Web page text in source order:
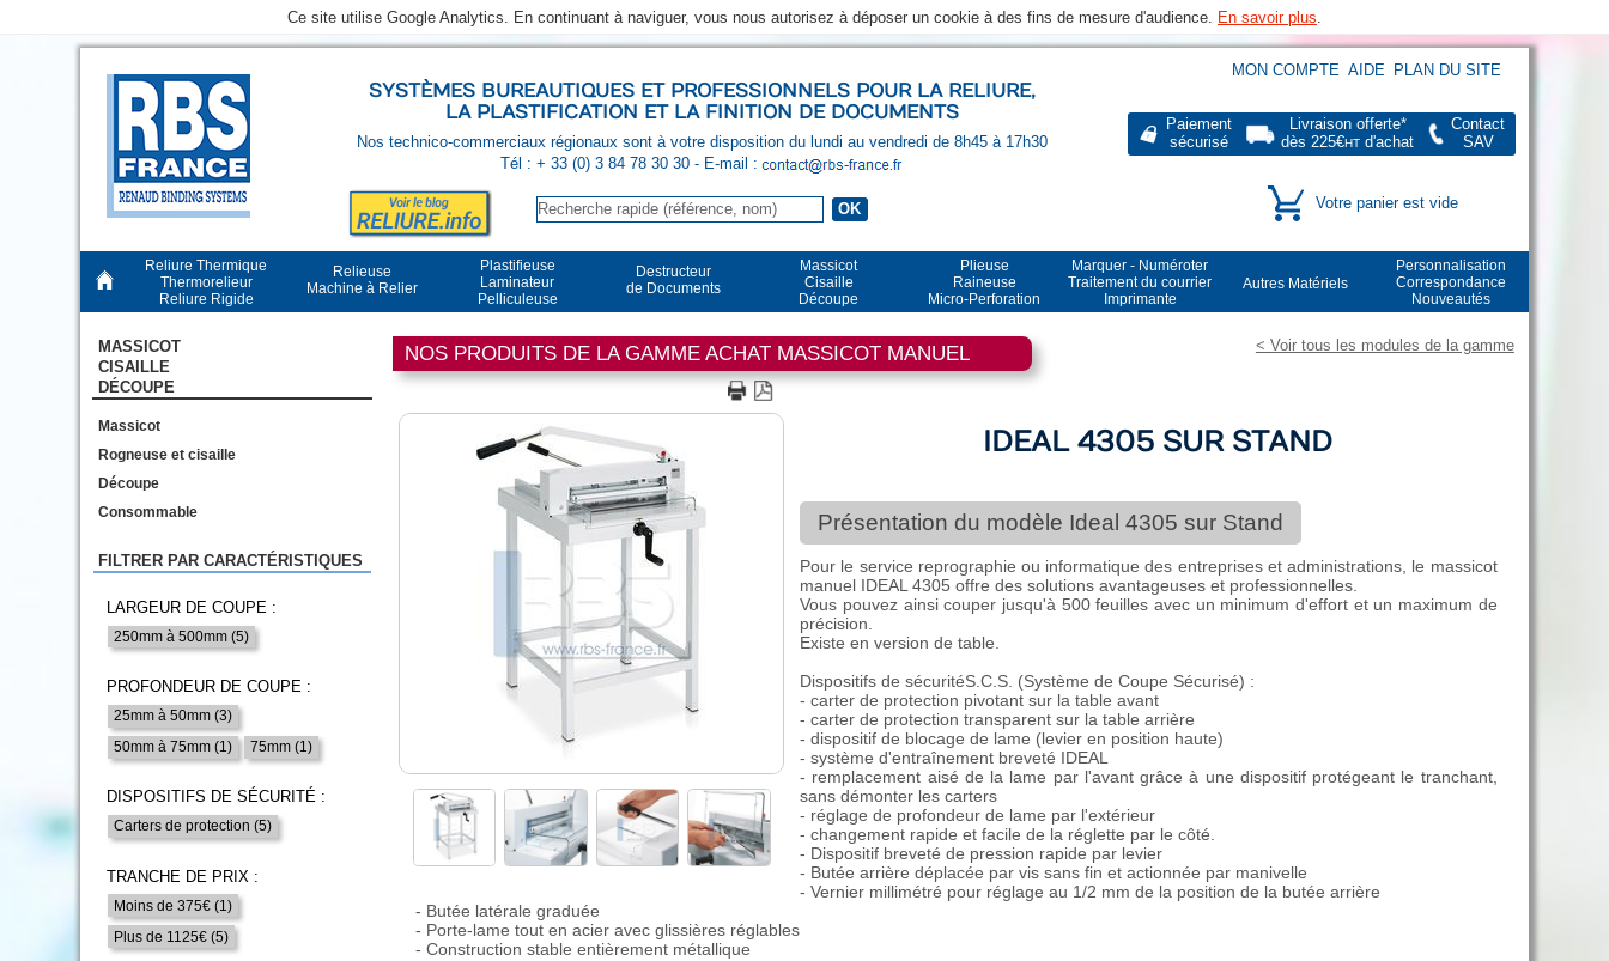
Ce site utilise Google Analytics. En continuant à naviguer, vous nous autorisez à déposer un cookie à des fins de mesure d'audience. En savoir plus
MON COMPTE AIDE PLAN DU SITE
Paiement
sécurisé
Livraison offerte*
dès 225€HT d'achat
Contact
SAV
Votre panier est vide
SYSTÈMES BUREAUTIQUES ET PROFESSIONNELS POUR LA RELIURE,
LA PLASTIFICATION ET LA FINITION DE DOCUMENTS
Nos technico-commerciaux régionaux sont à votre disposition du lundi au vendredi de 8h45 à 17h30
Tél : + 33 (0) 3 84 78 30 30 - E-mail :
Reliure Thermique
Thermorelieur
Reliure Rigide
Relieuse
Machine à Relier
Plastifieuse
Laminateur
Pelliculeuse
Destructeur
de Documents
Massicot
Cisaille
Découpe
Plieuse
Raineuse
Micro-Perforation
Marquer - Numéroter
Traitement du courrier
Imprimante
Autres Matériels
Personnalisation
Correspondance
Nouveautés
MASSICOT
CISAILLE
DÉCOUPE
Massicot
Rogneuse et cisaille
Découpe
Consommable
FILTRER PAR CARACTÉRISTIQUES
LARGEUR DE COUPE :
250mm à 500mm (5)
PROFONDEUR DE COUPE :
25mm à 50mm (3)
50mm à 75mm (1)
75mm (1)
DISPOSITIFS DE SÉCURITÉ :
Carters de protection (5)
TRANCHE DE PRIX :
Moins de 375€ (1)
Plus de 1125€ (5)
NOS PRODUITS DE LA GAMME ACHAT MASSICOT MANUEL < Voir tous les modules de la gamme
IDEAL 4305 SUR STAND
Présentation du modèle Ideal 4305 sur Stand
Pour le service reprographie ou informatique des entreprises et administrations, le massicot
manuel IDEAL 4305 offre des solutions avantageuses et professionnelles.
Vous pouvez ainsi couper jusqu'à 500 feuilles avec un minimum d'effort et un maximum de
précision.
Existe en version de table.
Dispositifs de sécuritéS.C.S. (Système de Coupe Sécurisé) :
- carter de protection pivotant sur la table avant
- carter de protection transparent sur la table arrière
- dispositif de blocage de lame (levier en position haute)
- système d'entraînement breveté IDEAL
- remplacement aisé de la lame par l'avant grâce à une dispositif protégeant le tranchant,
sans démonter les carters
- réglage de profondeur de lame par l'extérieur
- changement rapide et facile de la réglette par le côté.
- Dispositif breveté de pression rapide par levier
- Butée arrière déplacée par vis sans fin et actionnée par manivelle
- Vernier millimétré pour réglage au 1/2 mm de la position de la butée arrière
- Butée latérale graduée
- Porte-lame tout en acier avec glissières réglables
- Construction stable entièrement métallique